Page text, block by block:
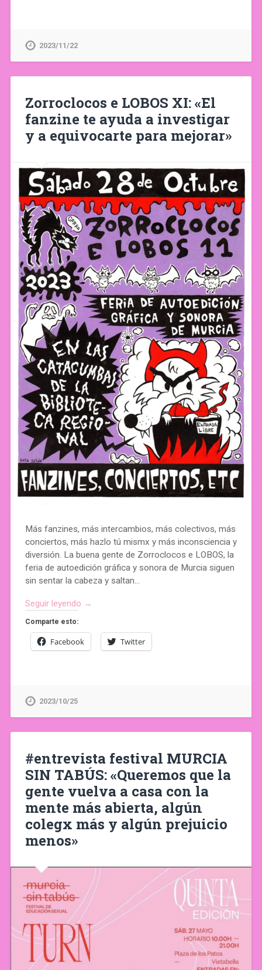
2023/11/22
Zorroclocos e LOBOS XI: «El
fanzine te ayuda a investigar
y a equivocarte para mejorar»
Más fanzines, más intercambios, más colectivos, más
conciertos, más hazlo tú mismx y más inconsciencia y
diversión. La buena gente de Zorroclocos e LOBOS, la
feria de autoedición gráfica y sonora de Murcia siguen
sin sentar la cabeza y saltan…
Seguir leyendo →
Comparte esto:
Facebook Twitter
2023/10/25
#entrevista festival MURCIA
SIN TABÚS: «Queremos que la
gente vuelva a casa con la
mente más abierta, algún
colegx más y algún prejuicio
menos»